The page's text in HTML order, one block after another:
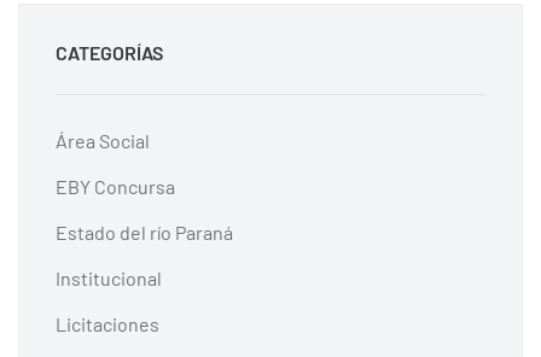
CATEGORÍAS
Área Social
EBY Concursa
Estado del río Paraná
Institucional
Licitaciones